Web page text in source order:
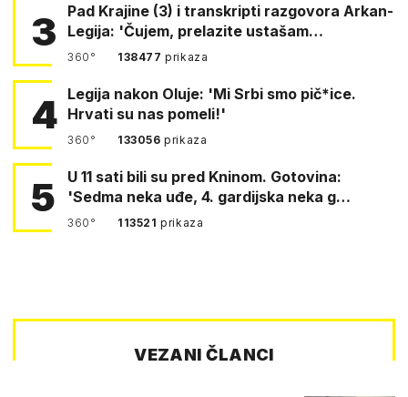
3
Pad Krajine (3) i transkripti razgovora Arkan-
Legija: 'Čujem, prelazite ustašam…
360° 138477prikaza
4 Legija nakon Oluje: 'Mi Srbi smo pič*ice.
Hrvati su nas pomeli!'
360° 133056prikaza
5
U 11 sati bili su pred Kninom. Gotovina:
'Sedma neka uđe, 4. gardijska neka g…
360° 113521prikaza
VEZANI ČLANCI